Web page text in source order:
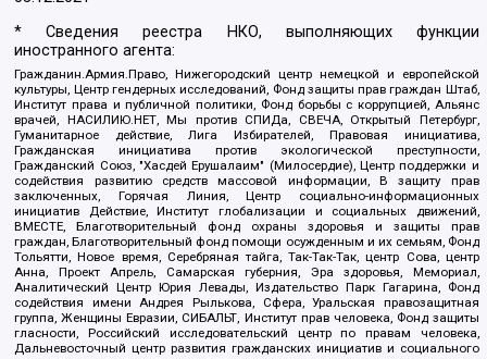
* Сведения реестра НКО, выполняющих функции
иностранного агента:
Гражданин.Армия.Право, Нижегородский центр немецкой и европейской
культуры, Центр гендерных исследований, Фонд защиты прав граждан Штаб,
Институт права и публичной политики, Фонд борьбы с коррупцией, Альянс
врачей, НАСИЛИЮ.НЕТ, Мы против СПИДа, СВЕЧА, Открытый Петербург,
Гуманитарное действие, Лига Избирателей, Правовая инициатива,
Гражданская инициатива против экологической преступности,
Гражданский Союз, "Хасдей Ерушалаим" (Милосердие), Центр поддержки и
содействия развитию средств массовой информации, В защиту прав
заключенных, Горячая Линия, Центр социально-информационных
инициатив Действие, Институт глобализации и социальных движений,
ВМЕСТЕ, Благотворительный фонд охраны здоровья и защиты прав
граждан, Благотворительный фонд помощи осужденным и их семьям, Фонд
Тольятти, Новое время, Серебряная тайга, Так-Так-Так, центр Сова, центр
Анна, Проект Апрель, Самарская губерния, Эра здоровья, Мемориал,
Аналитический Центр Юрия Левады, Издательство Парк Гагарина, Фонд
содействия имени Андрея Рылькова, Сфера, Уральская правозащитная
группа, Женщины Евразии, СИБАЛЬТ, Институт прав человека, Фонд защиты
гласности, Российский исследовательский центр по правам человека,
Дальневосточный центр развития гражданских инициатив и социального